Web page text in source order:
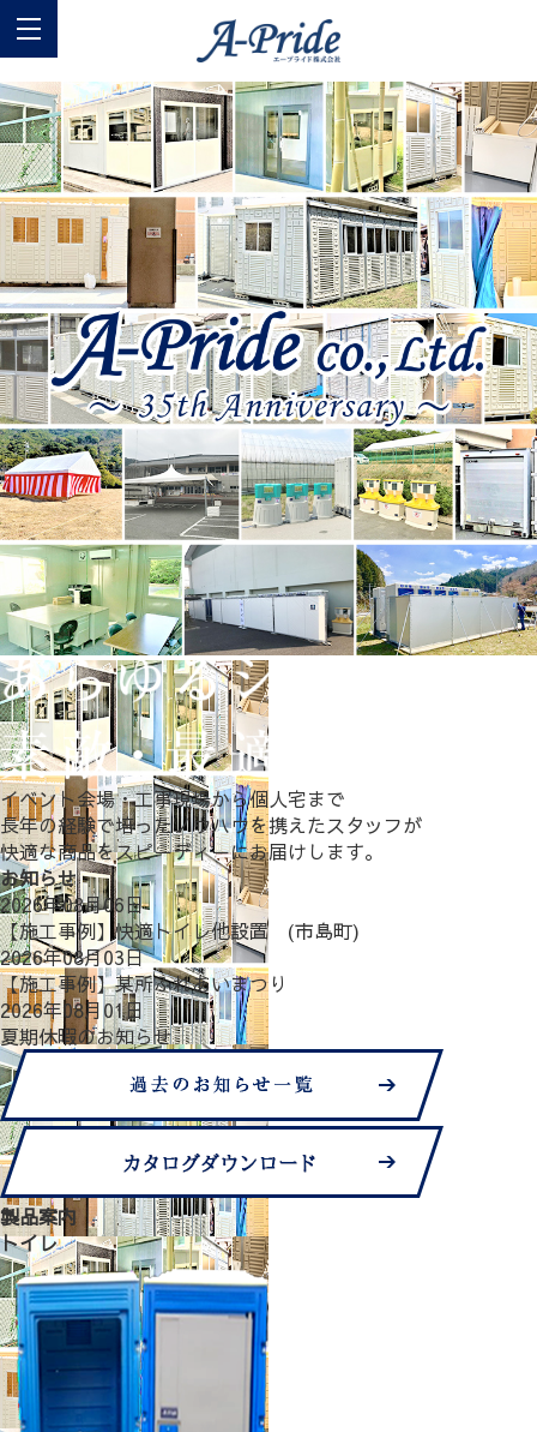
イベント会場・工事現場から個人宅まで
長年の経験で培ったノウハウを携えたスタッフが
快適な商品をスピーディーにお届けします。
お知らせ
2026年08月06日
【施工事例】快適トイレ他設置 (市島町)
2026年08月03日
【施工事例】某所ふれあいまつり
2026年08月01日
夏期休暇のお知らせ
製品案内
トイレ